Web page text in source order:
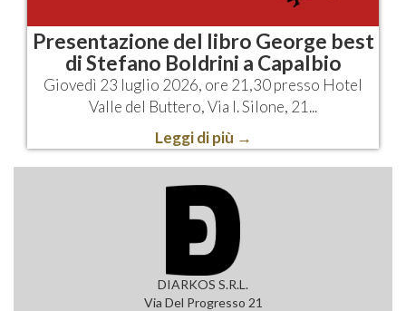
Presentazione del libro George best
di Stefano Boldrini a Capalbio
Giovedì 23 luglio 2026, ore 21,30 presso Hotel
Valle del Buttero, Via I. Silone, 21...
Leggi di più →
DIARKOS S.R.L.
Via Del Progresso 21